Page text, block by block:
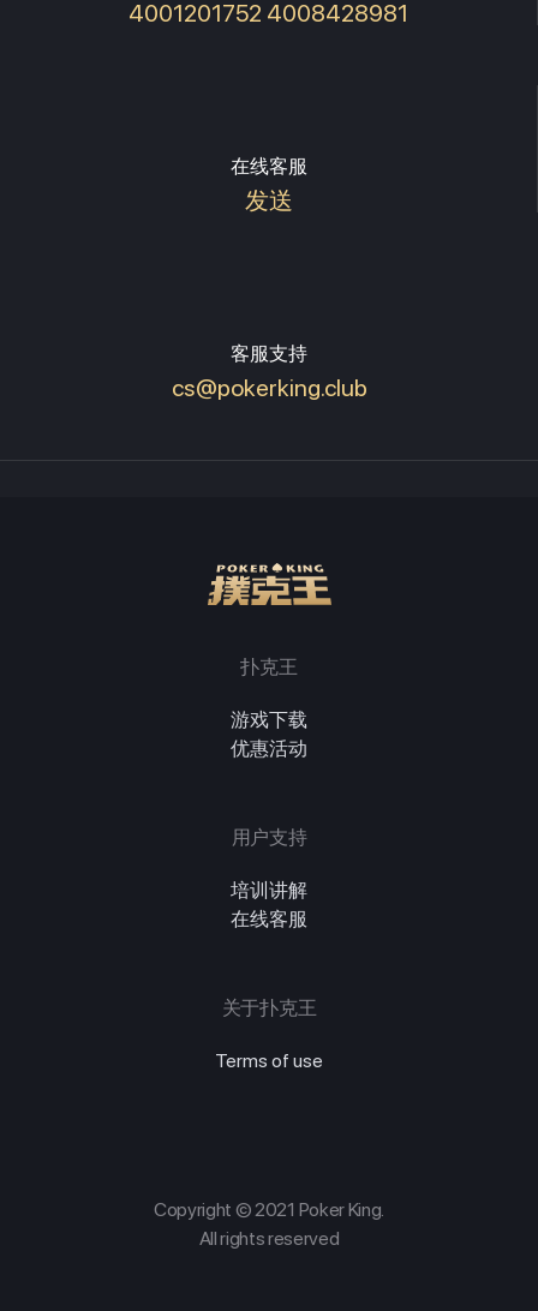
4001201752 4008428981
在线客服
发送
客服支持
cs@pokerking.club
扑克王
游戏下载
优惠活动
用户支持
培训讲解
在线客服
关于扑克王
Terms of use
Copyright © 2021 Poker King.
All rights reserved